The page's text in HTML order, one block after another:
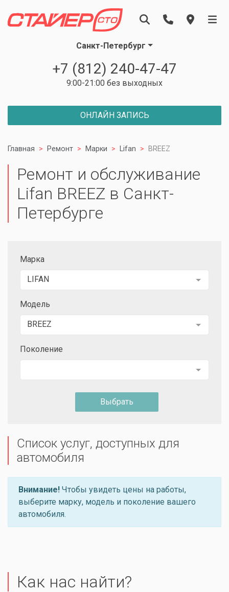
Санкт-Петербург
+7 (812) 240-47-47
9:00-21:00 без выходных
ОНЛАЙН ЗАПИСЬ
Главная Ремонт Марки Lifan BREEZ
Ремонт и обслуживание
Lifan BREEZ в Санкт-
Петербурге
Марка
LIFAN
Модель
BREEZ
Поколение
Выбрать
Список услуг, доступных для
автомобиля
Внимание! Чтобы увидеть цены на работы,
выберите марку, модель и поколение вашего
автомобиля.
Как нас найти?